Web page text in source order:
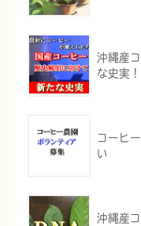
沖縄産
な史実！
コーヒ
い
沖縄産